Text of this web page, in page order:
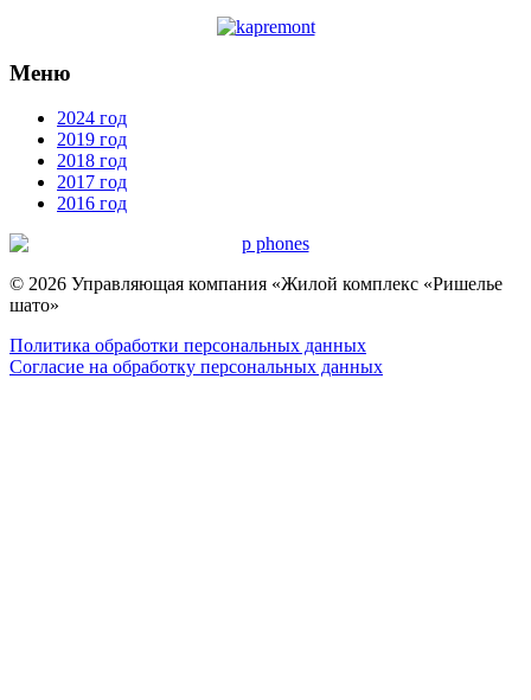
Меню
2024 год
2019 год
2018 год
2017 год
2016 год
© 2026 Управляющая компания «Жилой комплекс «Ришелье
шато»
Политика обработки персональных данных
Согласие на обработку персональных данных